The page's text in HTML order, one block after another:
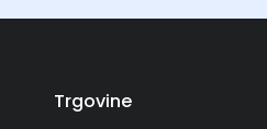
Trgovine